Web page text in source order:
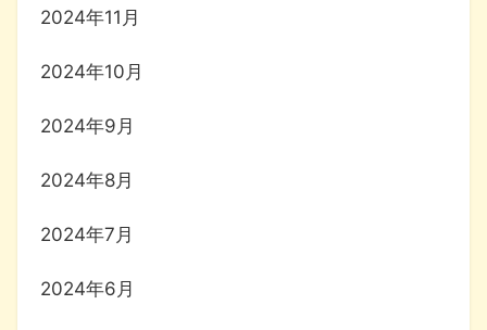
2024年11月
2024年10月
2024年9月
2024年8月
2024年7月
2024年6月